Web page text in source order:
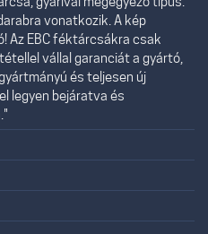
vonatkozik. A kép
Az EBC féktárcsákra csak
vállal garanciát a gyártó,
és teljesen új
legyen bejáratva és